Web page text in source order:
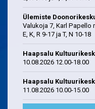
Ülemiste
Valukoja 7, Karl Papello
E, K, R 9-17 ja T, N 10-18
Haapsalu
10.08.2026 12.00-18.00
Haapsalu
11.08.2026 10.00-15.00